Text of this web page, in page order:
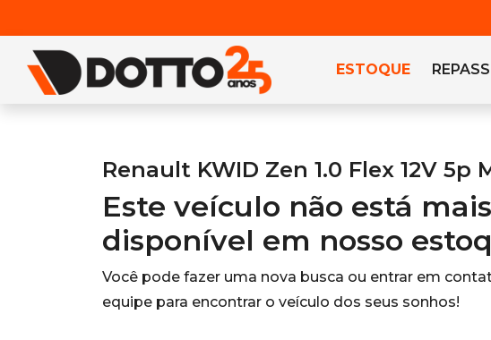
ESTOQUE
Renault KWID Zen 1.0 Flex 12V 5p
Este veículo não está mais
disponível em nosso
Você pode fazer uma nova busca ou entrar em
equipe para encontrar o veículo dos seus sonhos!